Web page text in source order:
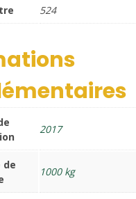
524
2017
de
1000 kg